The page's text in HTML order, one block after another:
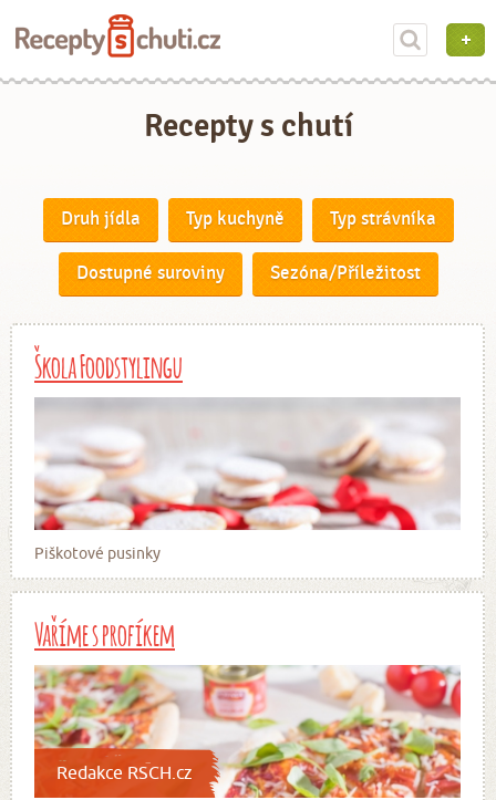
Recepty s chutí
Druh jídla Typ kuchyně Typ strávníka
Dostupné suroviny Sezóna/Příležitost
Škola Foodstylingu
Piškotové pusinky
Vaříme s profíkem
Redakce RSCH.cz